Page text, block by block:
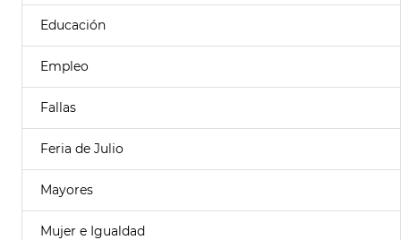
Educación
Empleo
Fallas
Feria de Julio
Mayores
Mujer e Igualdad